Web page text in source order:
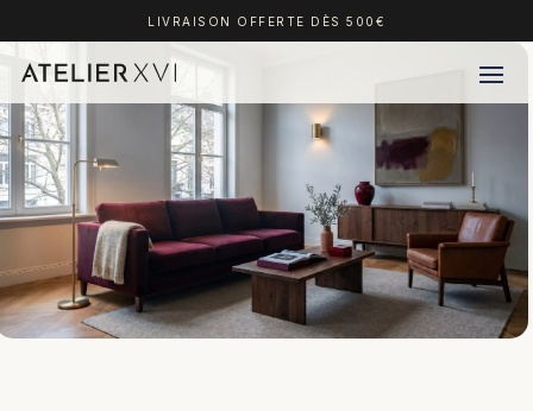
LIVRAISON OFFERTE DÈS 500€